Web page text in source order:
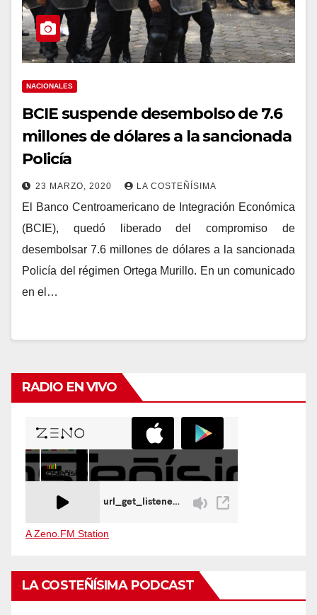
NACIONALES
BCIE suspende desembolso de 7.6
millones de dólares a la sancionada
Policía
23 MARZO, 2020 LA COSTEÑÍSIMA
El Banco Centroamericano de Integración Económica
(BCIE), quedó liberado del compromiso de
desembolsar 7.6 millones de dólares a la sancionada
Policía del régimen Ortega Murillo. En un comunicado
en el…
RADIO EN VIVO
A Zeno.FM Station
LA COSTEÑÍSIMA PODCAST